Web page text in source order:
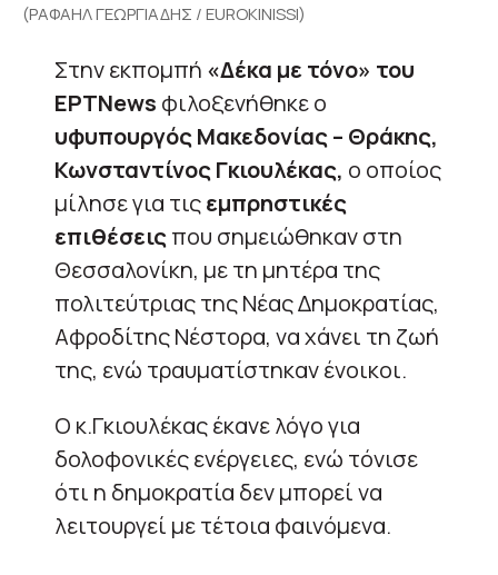
(ΡΑΦΑΗΛ ΓΕΩΡΓΙΑΔΗΣ / EUROKINISSI)
Στην εκπομπή «Δέκα με τόνο» του
ΕΡΤNews φιλοξενήθηκε ο
υφυπουργός Μακεδονίας – Θράκης,
Κωνσταντίνος Γκιουλέκας, ο οποίος
μίλησε για τιςεμπρηστικές
επιθέσειςπου σημειώθηκαν στη
Θεσσαλονίκη, με τη μητέρα της
πολιτεύτριας της Νέας Δημοκρατίας,
Αφροδίτης Νέστορα, να χάνει τη ζωή
της, ενώ τραυματίστηκαν ένοικοι.
Ο κ.Γκιουλέκας έκανε λόγο για
δολοφονικές ενέργειες, ενώ τόνισε
ότι η δημοκρατία δεν μπορεί να
λειτουργεί με τέτοια φαινόμενα.